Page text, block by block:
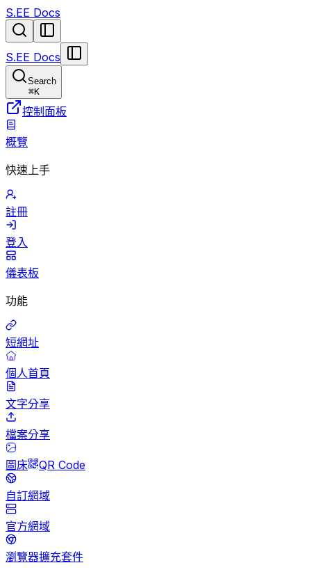
S.EE Docs
S.EE Docs
Search
⌘K
控制面板
概覽
快速上手
註冊
登入
儀表板
功能
短網址
個人首頁
文字分享
檔案分享
圖床 QR Code
自訂網域
官方網域
瀏覽器擴充套件